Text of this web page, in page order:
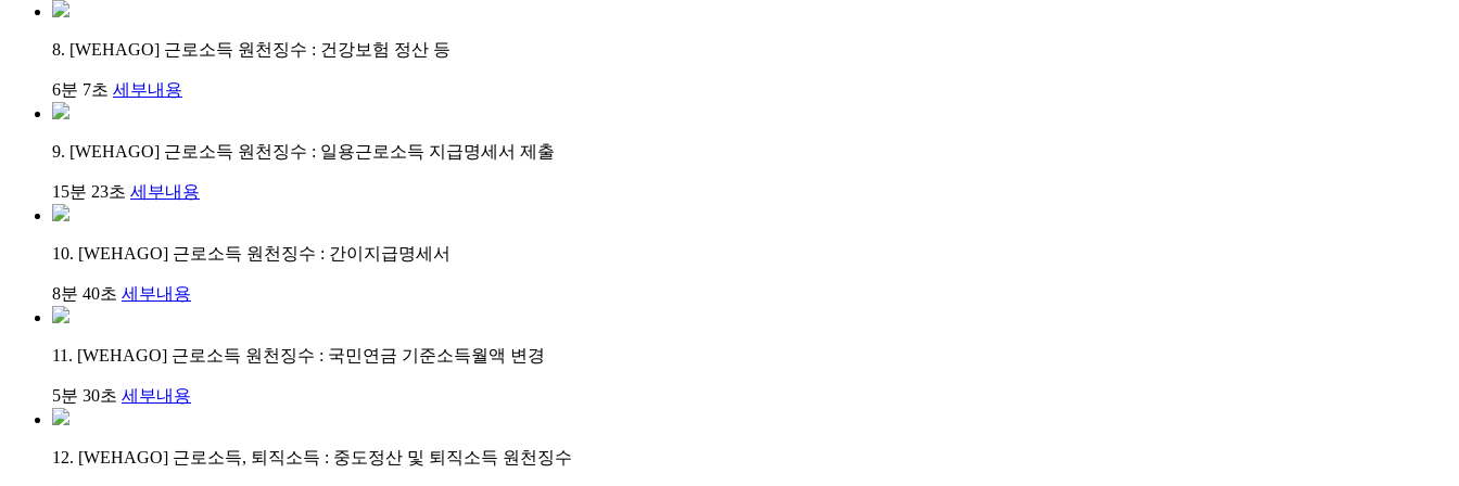
8. [WEHAGO] 근로소득 원천징수 : 건강보험 정산 등
6분 7초 세부내용
9. [WEHAGO] 근로소득 원천징수 : 일용근로소득 지급명세서 제출
15분 23초 세부내용
10. [WEHAGO] 근로소득 원천징수 : 간이지급명세서
8분 40초 세부내용
11. [WEHAGO] 근로소득 원천징수 : 국민연금 기준소득월액 변경
5분 30초 세부내용
12. [WEHAGO] 근로소득, 퇴직소득 : 중도정산 및 퇴직소득 원천징수